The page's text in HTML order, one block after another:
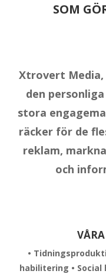
SOM
Xtrovert
den
stora
räcker för de
reklam,
och
•
habilitering •